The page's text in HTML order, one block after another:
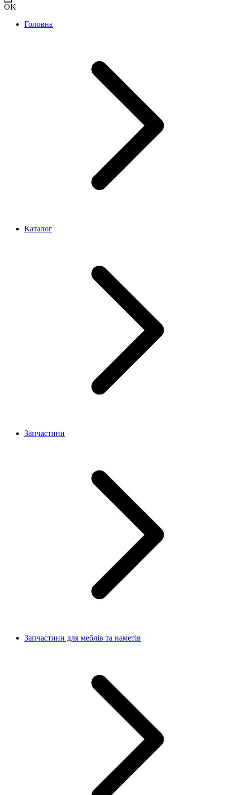
OK
Головна
Каталог
Запчастини
Запчастини для меблів та наметів